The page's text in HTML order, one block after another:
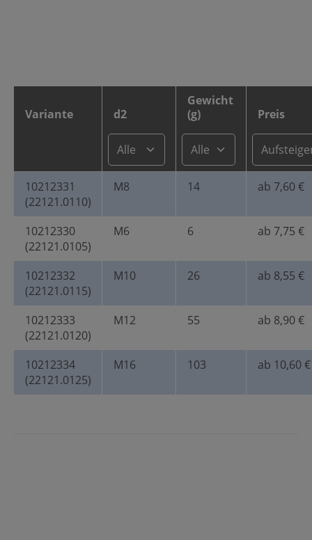
Variante d2
Gewicht
(g)
Preis
10212331
(22121.0110)
M8 14 ab 7,60 €
10212330
(22121.0105)
M6 6 ab 7,75 €
10212332
(22121.0115)
M10 26 ab 8,55 €
10212333
(22121.0120)
M12 55 ab 8,90 €
10212334
(22121.0125)
M16 103 ab 10,60 €